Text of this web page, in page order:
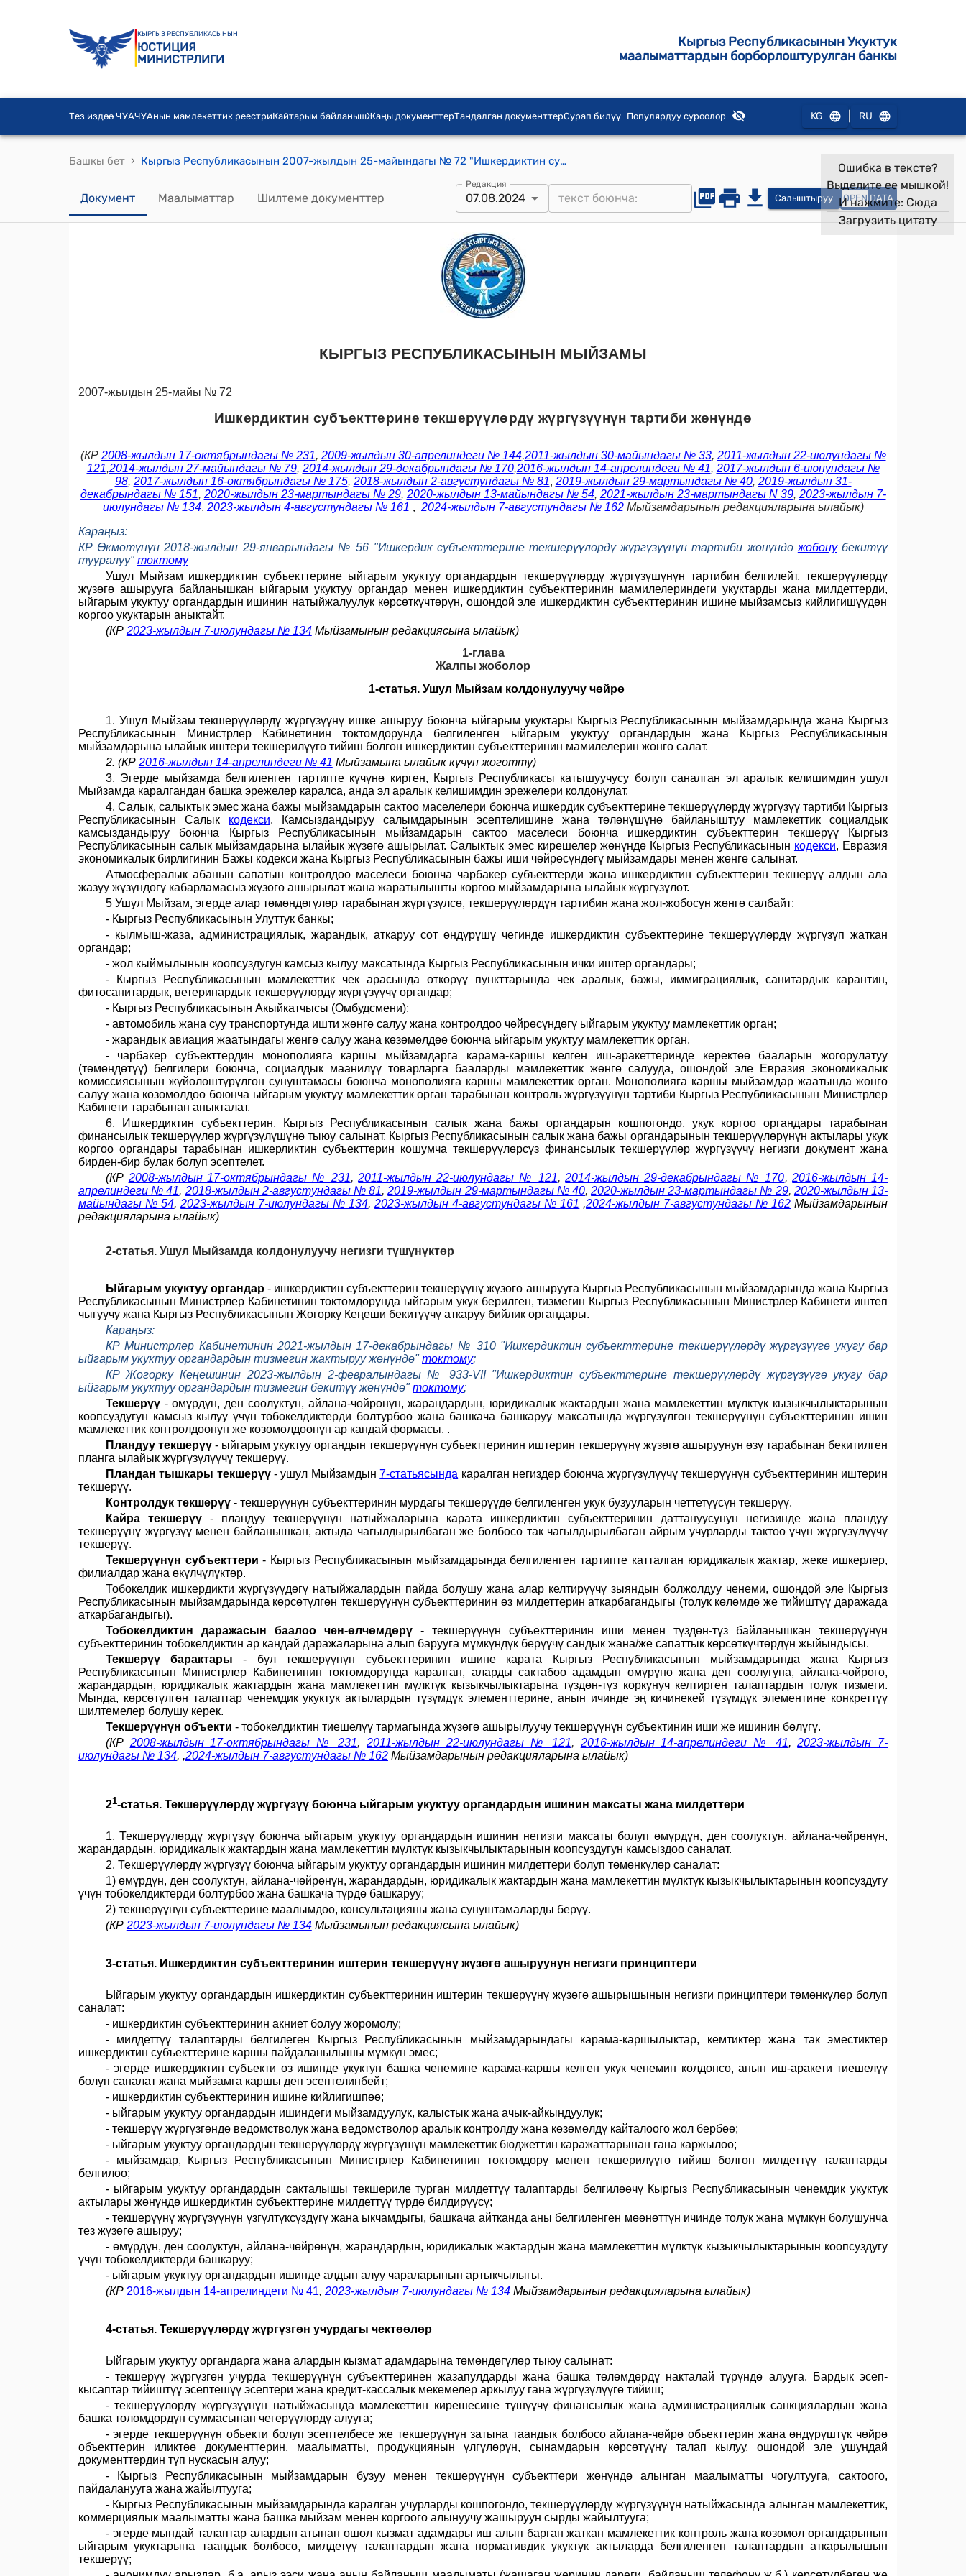
КЫРГЫЗ РЕСПУБЛИКАСЫНЫН
ЮСТИЦИЯ
МИНИСТРЛИГИ
Кыргыз Республикасынын Укуктук
маалыматтардын борборлоштурулган банкы
Тез издөө ЧУАЧУАнын мамлекеттик реестриКайтарым байланышЖаңы документтерТандалган документтерСурап билүү Популярдуу суроолор KG RU
Башкы бет › Кыргыз Республикасынын 2007-жылдын 25-майындагы № 72 "Ишкердиктин субъекттерине текшерүүлөрдү жүргүзүүнүн тартиби жөнүндө" Мыйзамы
Документ Маалыматтар Шилтеме документтер
Редакция
07.08.2024 Салыштыруу OPEN DATA
Ошибка в тексте?
Выделите ее мышкой!
И нажмите: Сюда
Загрузить цитату